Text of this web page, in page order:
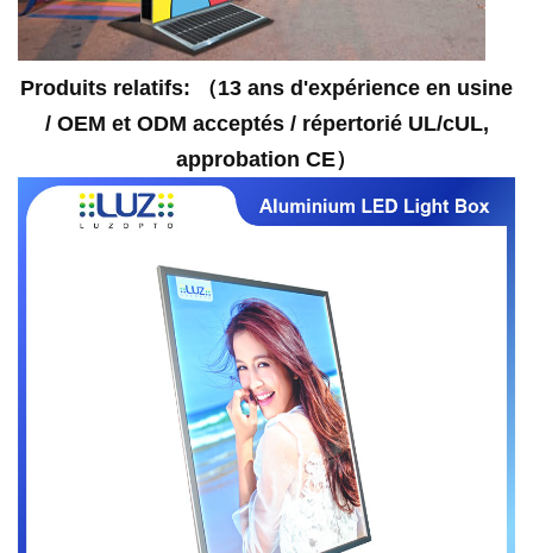
Produits relatifs: （13 ans d'expérience en usine
/ OEM et ODM acceptés / répertorié UL/cUL,
approbation CE）